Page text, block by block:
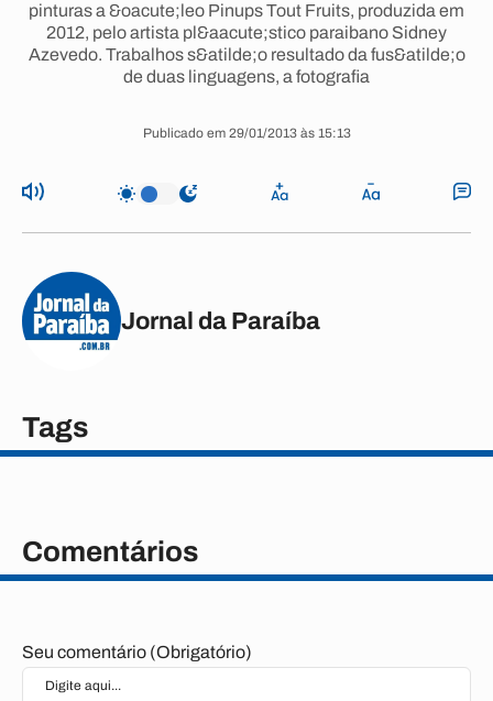
pinturas a &oacute;leo Pinups Tout Fruits, produzida em
2012, pelo artista pl&aacute;stico paraibano Sidney
Azevedo. Trabalhos s&atilde;o resultado da fus&atilde;o
de duas linguagens, a fotografia
Publicado em 29/01/2013 às 15:13
Jornal da Paraíba
Tags
Comentários
Seu comentário (Obrigatório)